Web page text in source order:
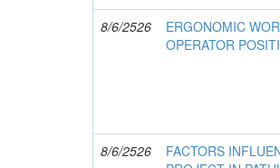
8/6/2526
ERGONOMIC
OPERATOR
8/6/2526
FACTORS